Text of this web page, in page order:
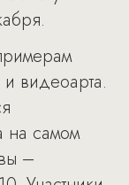
видеоарта.
на самом
–